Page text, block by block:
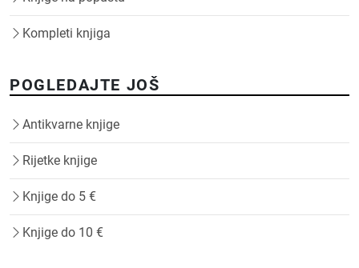
Kompleti knjiga
POGLEDAJTE JOŠ
Antikvarne knjige
Rijetke knjige
Knjige do 5 €
Knjige do 10 €